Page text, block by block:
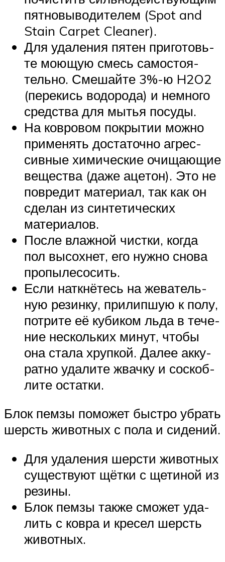
пят­но­вы­во­ди­те­лем (Spot and
Stain Carpet Cleaner).
Для уда­ле­ния пятен при­го­товь­
те мою­щую смесь само­сто­я­
тель­но. Сме­шай­те 3%-ю H2O2
(пере­кись водо­ро­да) и немно­го
сред­ства для мытья посуды.
На ков­ро­вом покры­тии мож­но
при­ме­нять доста­точ­но агрес­
сив­ные хими­че­ские очи­ща­ю­щие
веще­ства (даже аце­тон). Это не
повре­дит мате­ри­ал, так как он
сде­лан из син­те­ти­че­ских
материалов.
После влаж­ной чист­ки, когда
пол высох­нет, его нуж­но сно­ва
пропылесосить.
Если наткнё­тесь на жева­тель­
ную резин­ку, при­лип­шую к полу,
потри­те её куби­ком льда в тече­
ние несколь­ких минут, что­бы
она ста­ла хруп­кой. Далее акку­
рат­но уда­ли­те жвач­ку и соскоб­
ли­те остатки.
Блок пем­зы помо­жет быст­ро убрать
шерсть живот­ных с пола и сидений.
Для уда­ле­ния шер­сти живот­ных
суще­ству­ют щёт­ки с щети­ной из
резины.
Блок пем­зы так­же смо­жет уда­
лить с ков­ра и кре­сел шерсть
животных.